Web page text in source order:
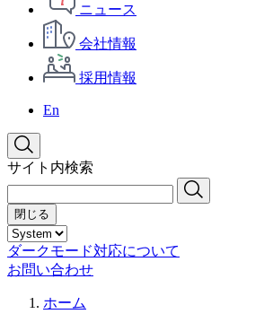
ニュース
会社情報
採用情報
En
サイト内検索
閉じる
ダークモード対応について
お問い合わせ
ホーム